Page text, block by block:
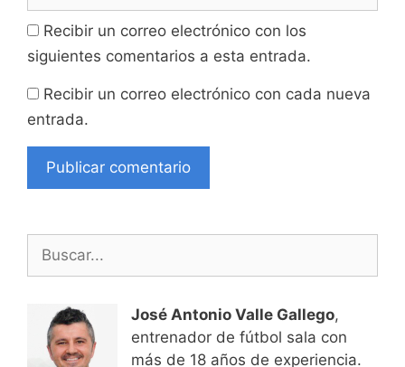
Recibir un correo electrónico con los
siguientes comentarios a esta entrada.
Recibir un correo electrónico con cada nueva
entrada.
Buscar:
José Antonio Valle Gallego,
entrenador de fútbol sala con
más de 18 años de experiencia.